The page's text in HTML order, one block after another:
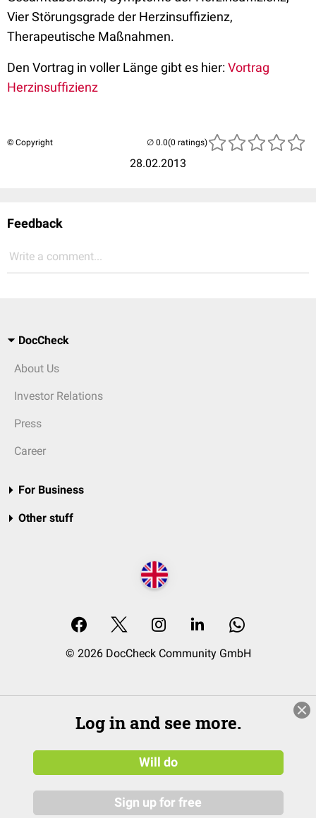
Vier Störungsgrade der Herzinsuffizienz,
Therapeutische Maßnahmen.
Den Vortrag in voller Länge gibt es hier:Vortrag
Herzinsuffizienz
© Copyright
28.02.2013
(0 ratings)
Feedback
Write a comment...
DocCheck
About Us
Investor Relations
Press
Career
For Business
Other stuff
© 2026 DocCheck Community GmbH
Log in and see more.
Will do
Sign up for free